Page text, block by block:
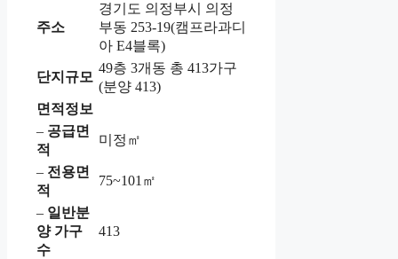
주소
경기도 의정부시 의정
부동 253-19(캠프라과디
아 E4블록)
단지규모
49층 3개동 총 413가구
(분양 413)
면적정보
– 공급면
적
미정㎡
– 전용면
적
75~101㎡
– 일반분
양 가구
수
413